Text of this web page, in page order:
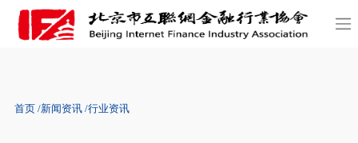
首页 新闻资讯 行业资讯